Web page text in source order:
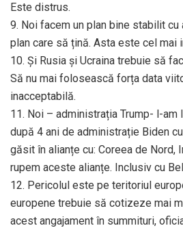
Este distrus.
9. Noi facem un plan bine stabilit cu
plan care să țină. Asta este cel mai
10. Și Rusia și Ucraina trebuie să
Să nu mai folosească forța data
inacceptabilă.
11. Noi – administrația Trump- l-
după 4 ani de administrație Biden
găsit în alianțe cu: Coreea de Nord,
rupem aceste alianțe. Inclusiv cu
12. Pericolul este pe teritoriul
europene trebuie să cotizeze mai
acest angajament în summituri,